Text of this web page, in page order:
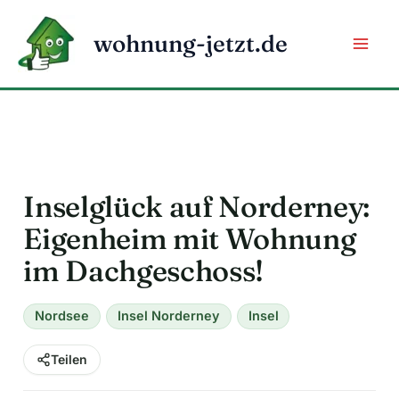
Inhalt
springen
wohnung-jetzt.de
Inselglück auf Norderney:
Eigenheim mit Wohnung
im Dachgeschoss!
Nordsee Insel Norderney Insel
Teilen